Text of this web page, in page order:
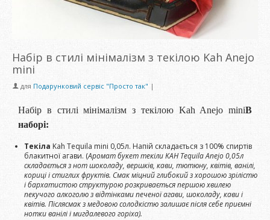
Набір в стилі мінімалізм з текілою Kah Anejo
mini
для Подарунковий сервіс "Просто так" |
Набір в стилі мінімалізм з текілою Kah Anejo miniВ
наборі:
Текіла Kah Tequila mini 0,05л. Напій складається з 100% спиртів
блакитної агави. (Аромат букет текіли KAH Tequila Anejo 0,05л
складається з нот шоколаду, вершків, кави, тютюну, квітів, ванілі,
кориці і стиглих фруктів. Смак міцний глибокий з хорошою зрілістю
і бархатистою структурою розкривається першою хвилею
пекучого алкоголю з відтінками печеної агави, шоколаду, кави і
квітів. Післясмак з медовою солодкістю залишає після себе приємні
нотки ванілі і мигдалевого горіха).